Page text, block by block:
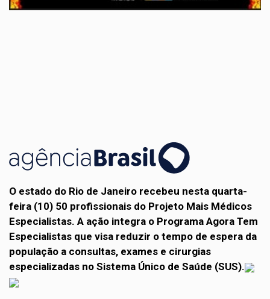
O estado do Rio de Janeiro recebeu nesta quarta-
feira (10) 50 profissionais do Projeto Mais Médicos
Especialistas. A ação integra o Programa Agora Tem
Especialistas que visa reduzir o tempo de espera da
população a consultas, exames e cirurgias
especializadas no Sistema Único de Saúde (SUS).